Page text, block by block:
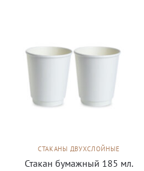
СТАКАНЫ ДВУХСЛОЙНЫЕ
Стакан бумажный 185 мл.